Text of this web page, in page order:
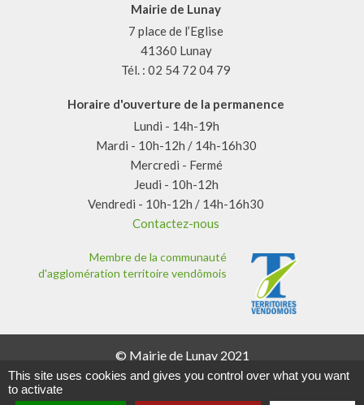
Mairie de Lunay
7 place de l’Eglise
41360 Lunay
Tél. : 02 54 72 04 79
Horaire d'ouverture de la permanence
Lundi - 14h-19h
Mardi - 10h-12h / 14h-16h30
Mercredi - Fermé
Jeudi - 10h-12h
Vendredi - 10h-12h / 14h-16h30
Contactez-nous
Membre de la communauté
d'agglomération territoire vendômois
© Mairie de Lunay 2021
Mentions légales
Données personnelles
This site uses cookies and gives you control over what you want
to activate